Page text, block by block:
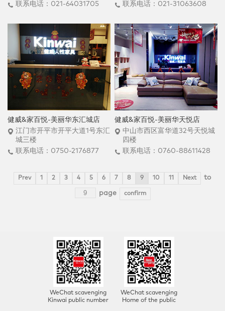
联系电话：021-64031705
联系电话：021-31063608
健威&家百悦-美丽华东汇城店
江门市开平市开平大道1号东汇
城三楼
联系电话：0750-2176877
健威&家百悦-美丽华天悦店
中山市西区富华道32号天悦城
四楼
联系电话：0760-88611428
Prev 1 2 3 4 5 6 7 8 9 10 11 Next to
page confirm
WeChat scavenging
Kinwai public number
WeChat scavenging
Home of the public